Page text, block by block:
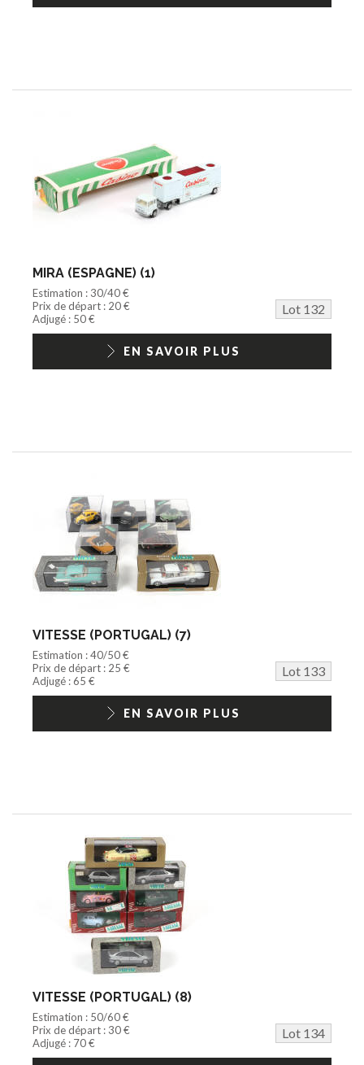
MIRA (ESPAGNE) (1)
Estimation : 30/40 €
Prix de départ : 20 €
Lot 132
Adjugé : 50 €
EN SAVOIR PLUS
VITESSE (PORTUGAL) (7)
Estimation : 40/50 €
Prix de départ : 25 €
Lot 133
Adjugé : 65 €
EN SAVOIR PLUS
VITESSE (PORTUGAL) (8)
Estimation : 50/60 €
Prix de départ : 30 €
Lot 134
Adjugé : 70 €